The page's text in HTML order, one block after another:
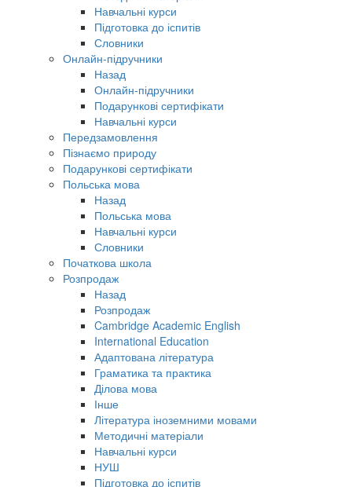
Навчальні курси
Підготовка до іспитів
Словники
Онлайн-підручники
Назад
Онлайн-підручники
Подарункові сертифікати
Навчальні курси
Передзамовлення
Пізнаємо природу
Подарункові сертифікати
Польська мова
Назад
Польська мова
Навчальні курси
Словники
Початкова школа
Розпродаж
Назад
Розпродаж
Cambridge Academic English
International Education
Адаптована література
Граматика та практика
Ділова мова
Інше
Література іноземними мовами
Методичні матеріали
Навчальні курси
НУШ
Підготовка до іспитів